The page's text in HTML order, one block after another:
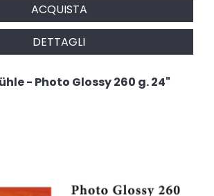
ACQUISTA
DETTAGLI
- Photo Glossy 260 g. 24"